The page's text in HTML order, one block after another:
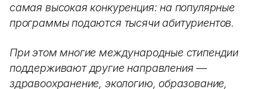
самая высокая конкуренция: на популярные
программы подаются тысячи абитуриентов.
При этом многие международные стипендии
поддерживают другие направления —
здравоохранение, экологию, образование,